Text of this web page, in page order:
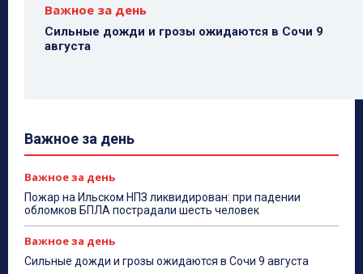
Важное за день
Сильные дожди и грозы ожидаются в Сочи 9
августа
Важное за день
Важное за день
Пожар на Ильском НПЗ ликвидирован: при падении
обломков БПЛА пострадали шесть человек
Важное за день
Сильные дожди и грозы ожидаются в Сочи 9 августа